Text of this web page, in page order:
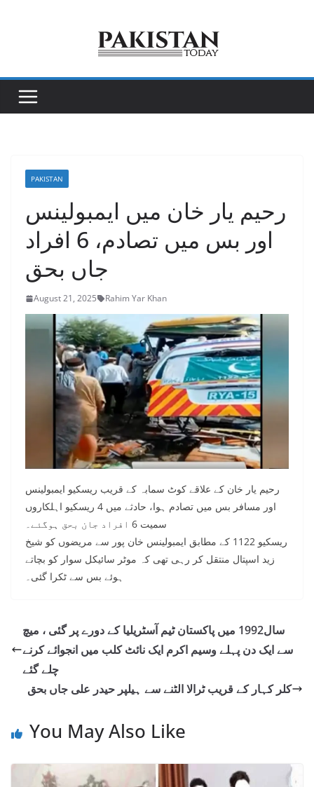
PAKISTAN
رحیم یار خان میں ایمبولینس
اور بس میں تصادم، 6 افراد
جاں بحق
August 21, 2025 Rahim Yar Khan
رحیم یار خان کے علاقے کوٹ سمابہ کے قریب ریسکیو ایمبولینس
اور مسافر بس میں تصادم ہوا، حادثے میں 4 ریسکیو اہلکاروں
سمیت 6 افراد جان بحق ہوگئے۔
ریسکیو 1122 کے مطابق ایمبولینس خان پور سے مریضوں کو شیخ
زید اسپتال منتقل کر رہی تھی کہ موٹر سائیکل سوار کو بچاتے
ہوئے بس سے ٹکرا گئی۔
سال1992 میں پاکستان ٹیم آسٹریلیا کے دورے پر گئی ، میچ
سے ایک دن پہلے وسیم اکرم ایک نائٹ کلب میں انجوائے کرنے
کلر کہار کے قریب ٹرالا الٹنے سے ہیلپر حیدر علی جاں بحق
You May Also Like